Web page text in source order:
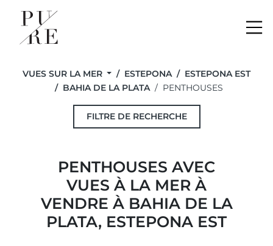
VUES SUR LA MER ESTEPONA
ESTEPONA EST
BAHIA DE LA PLATA
PENTHOUSES
FILTRE DE RECHERCHE
PENTHOUSES AVEC
VUES À LA MER À
VENDRE À BAHIA DE LA
PLATA, ESTEPONA EST